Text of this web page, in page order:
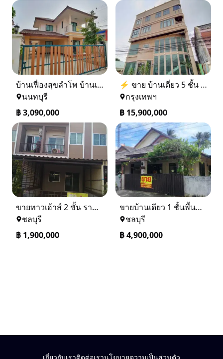
บ้านเฟื่องสุขลำโพ บ้านเดี่ยวสร้างใหม่ บางบัวทอง
นนทบุรี
฿3,090,000
⚡ ขาย บ้านเดี่ยว 5 ชั้น ซอย ประชาชื่น 14 ใกล้ BTS
กรุงเทพฯ
฿ 15,900,000
ขายทาวเฮ้าส์ 2 ชั้น ราคา 1.9 ล้านบาท ที่อยู่ ศรีราชา ชลบุรี
ชลบุรี
฿ 1,900,000
ขายบ้านเดียว 1 ชั้นพื้นที่ 102 ตรว บางละมุง ชลบุรี
ชลบุรี
฿4,900,000